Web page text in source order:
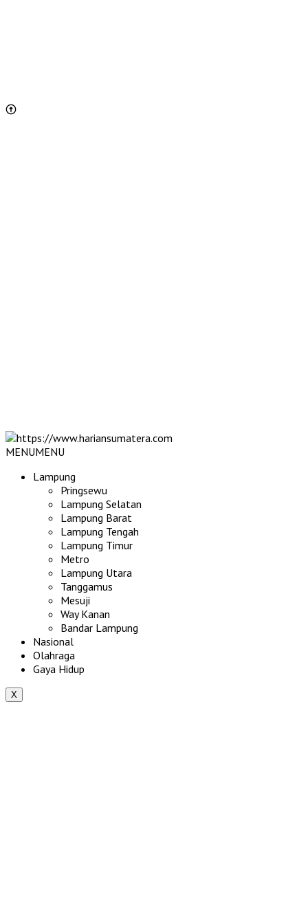
MENUMENU
Lampung
Pringsewu
Lampung Selatan
Lampung Barat
Lampung Tengah
Lampung Timur
Metro
Lampung Utara
Tanggamus
Mesuji
Way Kanan
Bandar Lampung
Nasional
Olahraga
Gaya Hidup
X